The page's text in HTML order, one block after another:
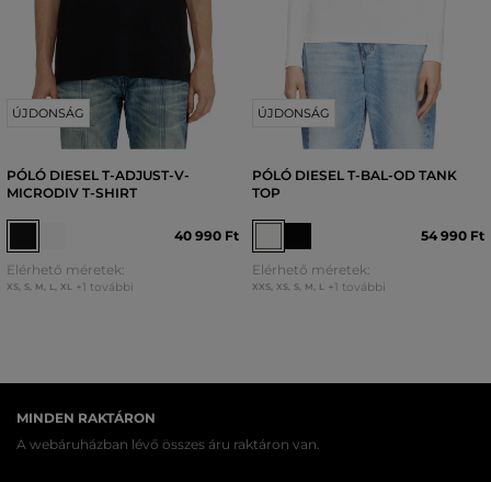
ÚJDONSÁG
PÓLÓ DIESEL T-ADJUST-V-
MICRODIV T-SHIRT
40 990 Ft
Elérhető méretek:
XS, S, M, L, XL +1 további
ÚJDONSÁG
PÓLÓ DIESEL T-BAL-OD TANK
TOP
54 990 Ft
Elérhető méretek:
XXS, XS, S, M, L +1 további
MINDEN RAKTÁRON
A webáruházban lévő összes áru raktáron van.